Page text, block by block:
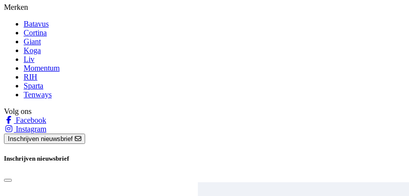
Merken
Batavus
Cortina
Giant
Koga
Liv
Momentum
RIH
Sparta
Tenways
Volg ons
Facebook
Instagram
Inschrijven nieuwsbrief
Inschrijven nieuwsbrief